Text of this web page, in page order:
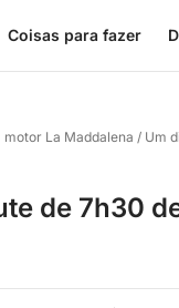
Coisas para fazer
motor La Maddalena / Um
de 7h30